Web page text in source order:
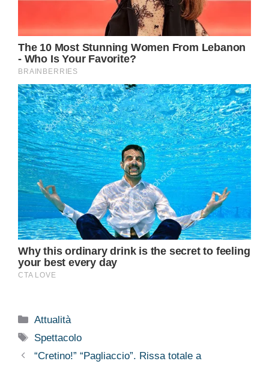
Categorie
Attualità
Tag
Spettacolo
“Cretino!” “Pagliaccio”. Rissa totale a